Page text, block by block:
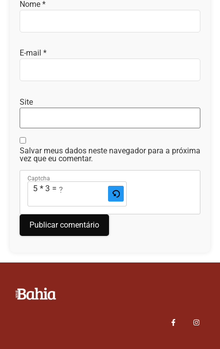
Nome *
E-mail *
Site
Salvar meus dados neste navegador para a próxima
vez que eu comentar.
Captcha
5 * 3 = ?